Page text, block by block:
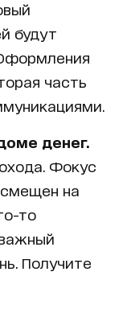
будут
часть
денег.
Фокус
на
то
Получите